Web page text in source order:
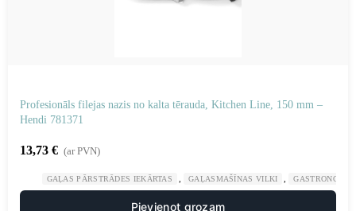
Profesionāls filejas nazis no kalta tērauda, ​​Kitchen Line, 150 mm –
Hendi 781371
13,73 € (ar PVN)
GAĻAS PĀRSTRĀDES IEKĀRTAS GAĻASMAŠĪNAS VILKI
Pievienot grozam